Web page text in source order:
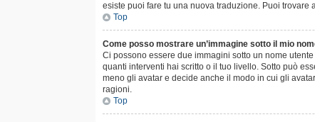
esiste puoi fare tu una nuova traduzione. Puoi
Top
Come posso mostrare un’immagine sotto il mio
Ci possono essere due immagini sotto un nome
quanti interventi hai scritto o il tuo livello. Sotto può
meno gli avatar e decide anche il modo in cui gli
ragioni.
Top